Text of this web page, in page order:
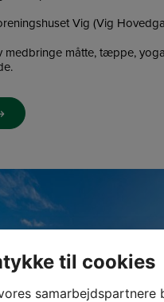
Vig (Vig
medbringe måtte, tæppe,
til cookies
samarbejdspartnere